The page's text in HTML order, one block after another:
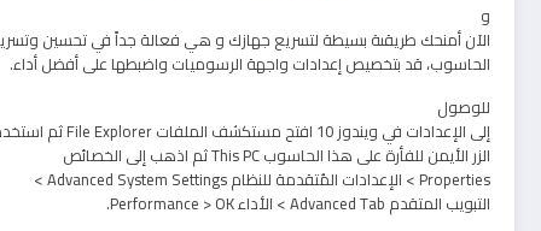
و
الآن أمنحك طريقىة بسيطة لتسريع جهازك و هي فعالة جداً في تحسين
الحاسوب، قد بتخصيص إعدادات واجهة الرسوميات واضبطها على أفضل أداء.
للوصول
إلى الإعدادات في ويندوز 10 افتح مستكشف الملفات File Explorer ثم استخدم
الزر الأيمن للفأرة على هذا الحاسوب This PC ثم اذهب إلى الخصائص
Properties > الإعدادات المُتقدمة للنظام Advanced System Settings >
التبويب المتقدم Advanced Tab > الأداء Performance > OK.